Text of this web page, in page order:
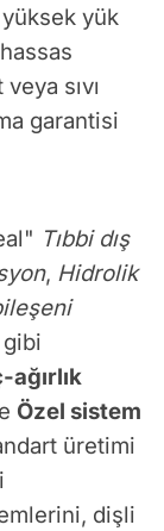
yüksek yük
sıvı
garantisi
Tıbbi dış
, Hidrolik
gibi
Özel sistem
üretimi
dişli